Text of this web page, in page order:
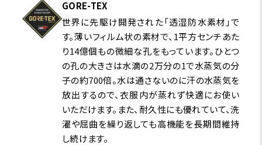
GORE-TEX
世界に先駆け開発された「透湿防水素材」で
す。薄いフィルム状の素材で、1平方センチあた
り14億個もの微細な孔をもっています。ひとつ
の孔の大きさは水滴の2万分の1で水蒸気の分
子の約700倍。水は通さないのに汗の水蒸気を
放出するので、衣服内が蒸れず快適にお使い
いただけます。また、耐久性にも優れていて、洗
濯や屈曲を繰り返しても高機能を長期間維持
し続けます。